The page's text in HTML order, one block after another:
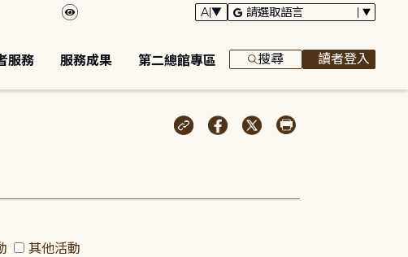
服務 服務成果 第二總館專區 搜尋 讀者登入
其他活動